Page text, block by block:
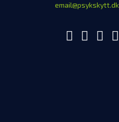
email@psykskytt.dk